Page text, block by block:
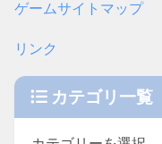
ゲームサイトマップ
リンク
カテゴリ一覧